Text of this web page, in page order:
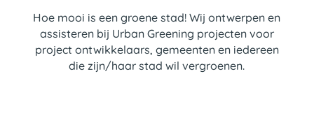
Hoe mooi is een groene stad! Wij ontwerpen en
assisteren bij Urban Greening projecten voor
project ontwikkelaars, gemeenten en iedereen
die zijn/haar stad wil vergroenen.